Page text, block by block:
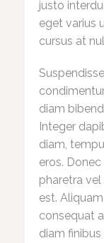
justo
eget varius
cursus at
diam
Integer
diam,
eros.
pharetra
est.
consequat
diam finibus